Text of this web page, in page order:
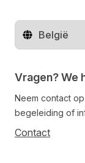
Regio wijzigen
Vragen? We
Neem contact
begeleiding of
Contact